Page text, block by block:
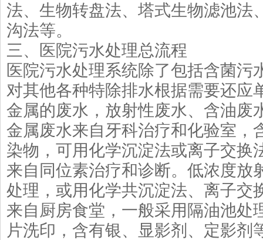
法、生物转盘法、塔式生物滤池法
沟法等。
三、医院污水处理总流程
医院污水处理系统除了包括含菌污
对其他各种特除排水根据需要还应
金属的废水，放射性废水、含油废
金属废水来自牙科治疗和化验室，
染物，可用化学沉淀法或离子交换
来自同位素治疗和诊断。低浓度放
处理，或用化学共沉淀法、离子交
来自厨房食堂，一般采用隔油池处
片洗印，含有银、显影剂、定影剂